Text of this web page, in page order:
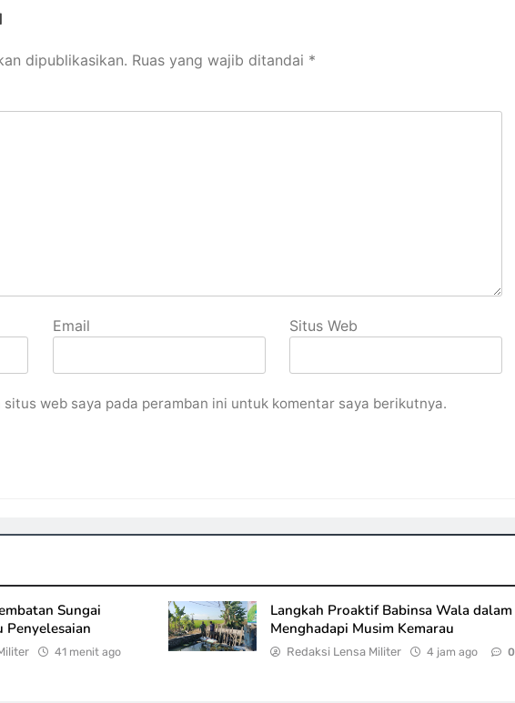
dipublikasikan. Ruas yang wajib ditandai *
Email Situs Web
situs web saya pada peramban ini untuk komentar saya berikutnya.
Sungai
Penyelesaian
41 menit ago
Langkah Proaktif Babinsa Wala dalam
Menghadapi Musim Kemarau
Redaksi Lensa Militer 4 jam ago 0